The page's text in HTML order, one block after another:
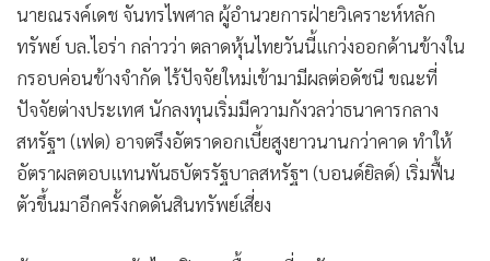
• อินโดจีน
• กองทุนรวม
• Celeb Online
Factcheck
•
ญี่ปุ่น
• News1
นายณรงค์เดช จันทรไพศาล ผู้อำนวยการฝ่ายวิเคราะห์หลัก
ทรัพย์ บล.ไอร่า กล่าวว่า ตลาดหุ้นไทยวันนี้แกว่งออกด้านข้างใน
กรอบค่อนข้างจำกัด ไร้ปัจจัยใหม่เข้ามามีผลต่อดัชนี ขณะที่
ปัจจัยต่างประเทศ นักลงทุนเริ่มมีความกังวลว่าธนาคารกลาง
สหรัฐฯ (เฟด) อาจตรึงอัตราดอกเบี้ยสูงยาวนานกว่าคาด ทำให้
อัตราผลตอบแทนพันธบัตรรัฐบาลสหรัฐฯ (บอนด์ยิลด์) เริ่มฟื้น
ตัวขึ้นมาอีกครั้งกดดันสินทรัพย์เสี่ยง